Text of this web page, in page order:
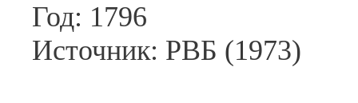
Год: 1796
Источник: РВБ (1973)